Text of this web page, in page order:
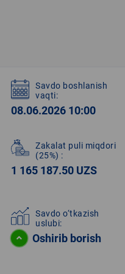
Savdo boshlanish
vaqti:
08.06.2026 10:00
Zakalat puli miqdori
(25%) :
1 165 187.50 UZS
Savdo o‘tkazish
uslubi:
Oshirib borish